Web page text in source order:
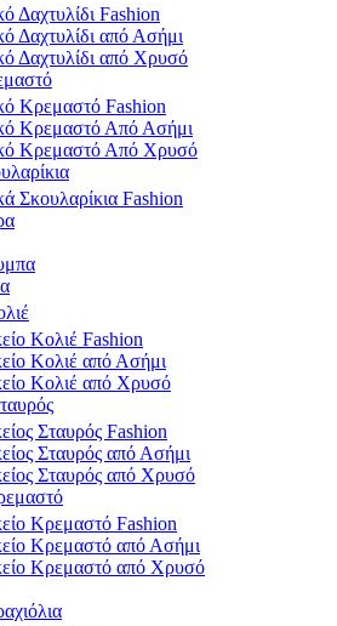
Δαχτυλίδι Fashion
Δαχτυλίδι από Ασήμι
Δαχτυλίδι από Χρυσό
Κρεμαστό Fashion
Κρεμαστό Από Ασήμι
Κρεμαστό Από Χρυσό
Σκουλαρίκια Fashion
Κολιέ Fashion
Κολιέ από Ασήμι
Κολιέ από Χρυσό
Σταυρός Fashion
Σταυρός από Ασήμι
Σταυρός από Χρυσό
Κρεμαστό Fashion
Κρεμαστό από Ασήμι
Κρεμαστό από Χρυσό